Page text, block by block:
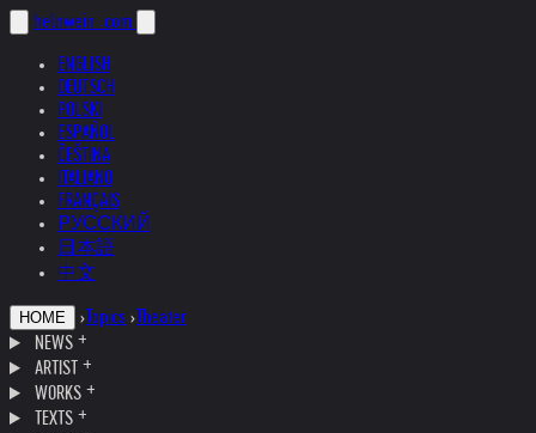
helnwein .com
ENGLISH
DEUTSCH
POLSKI
ESPAÑOL
ČEŠTINA
ITALIANO
FRANÇAIS
РУССКИЙ
日本語
中文
HOME › Topics › Theater
NEWS
ARTIST
WORKS
TEXTS